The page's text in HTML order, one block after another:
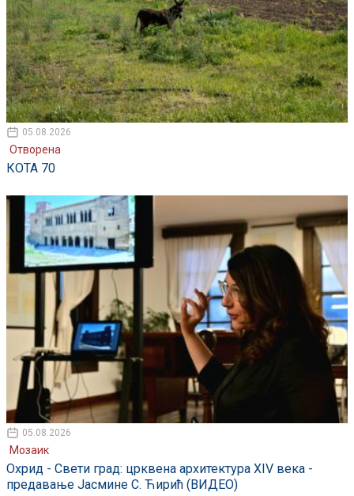
05.08.2026
Отворена
КОТА 70
05.08.2026
Мозаик
Охрид - Свети град: црквена архитектура XIV века -
предавање Јасмине С. Ћирић (ВИДЕО)